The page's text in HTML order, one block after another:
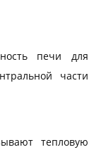
печи для
части
тепловую